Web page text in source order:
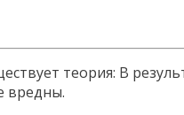
теория: В
вредны.